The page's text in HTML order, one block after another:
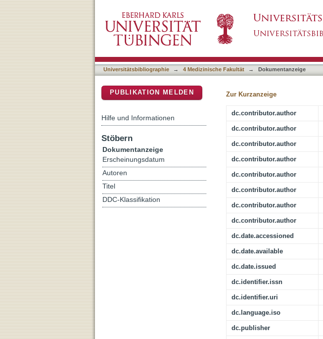
Universitätsbibliographie → 4 Medizinische Fakultät → Dokumentanzeige
Zur Kurzanzeige
dc.contributor.author
dc.contributor.author
dc.contributor.author
dc.contributor.author
dc.contributor.author
dc.contributor.author
dc.contributor.author
dc.contributor.author
dc.date.accessioned
dc.date.available
dc.date.issued
dc.identifier.issn
dc.identifier.uri
dc.language.iso
dc.publisher
PUBLIKATION MELDEN
Hilfe und Informationen
Stöbern
Dokumentanzeige
Erscheinungsdatum
Autoren
Titel
DDC-Klassifikation